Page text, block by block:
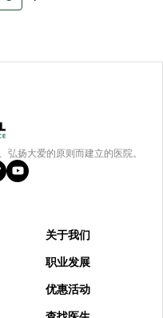
扬大爱的原则而建立的医院。
关于我们
职业发展
优惠活动